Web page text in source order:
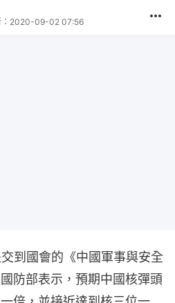
2020-09-02 07:56
到國會的《中國軍事與安全
防部表示，預期中國核彈頭